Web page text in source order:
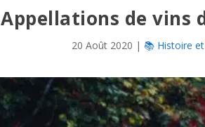
Appellations de vins
20 Août 2020 | 📚 Histoire